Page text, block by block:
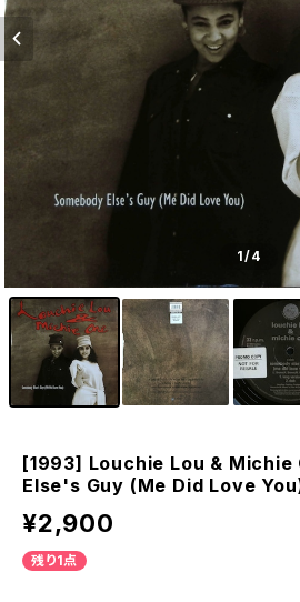
1/4
[1993] Louchie Lou & Michie
Else's Guy (Me Did Love
¥2,900
残り1点